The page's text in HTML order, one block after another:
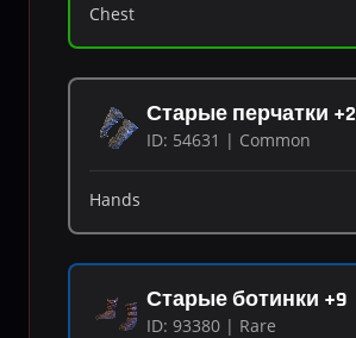
Chest
Старые перчатки +2
ID: 54631 | Common
Hands
Старые ботинки +9
ID: 93380 | Rare